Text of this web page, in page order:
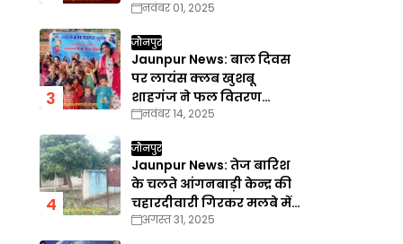
खिलाफ गैरइरादतन हत्या का
नवंबर 01, 2025
जौनपुर
Jaunpur News: बाल दिवस
पर लायंस क्लब खुशबू
शाहगंज ने फल वितरण
कार्यक्रम का किया आयोजन
नवंबर 14, 2025
जौनपुर
Jaunpur News: तेज बारिश
के चलते आंगनबाड़ी केन्द्र की
चहारदीवारी गिरकर मलबे में
तब्दील
अगस्त 31, 2025